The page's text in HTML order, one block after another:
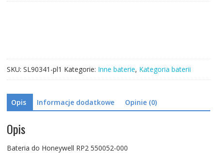
SKU: SL90341-pl1 Kategorie: Inne baterie, Kategoria baterii
Opis Informacje dodatkowe Opinie (0)
Opis
Bateria do Honeywell RP2 550052-000